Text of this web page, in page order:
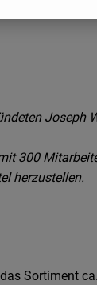
Joseph
300
herzustellen.
Sortiment